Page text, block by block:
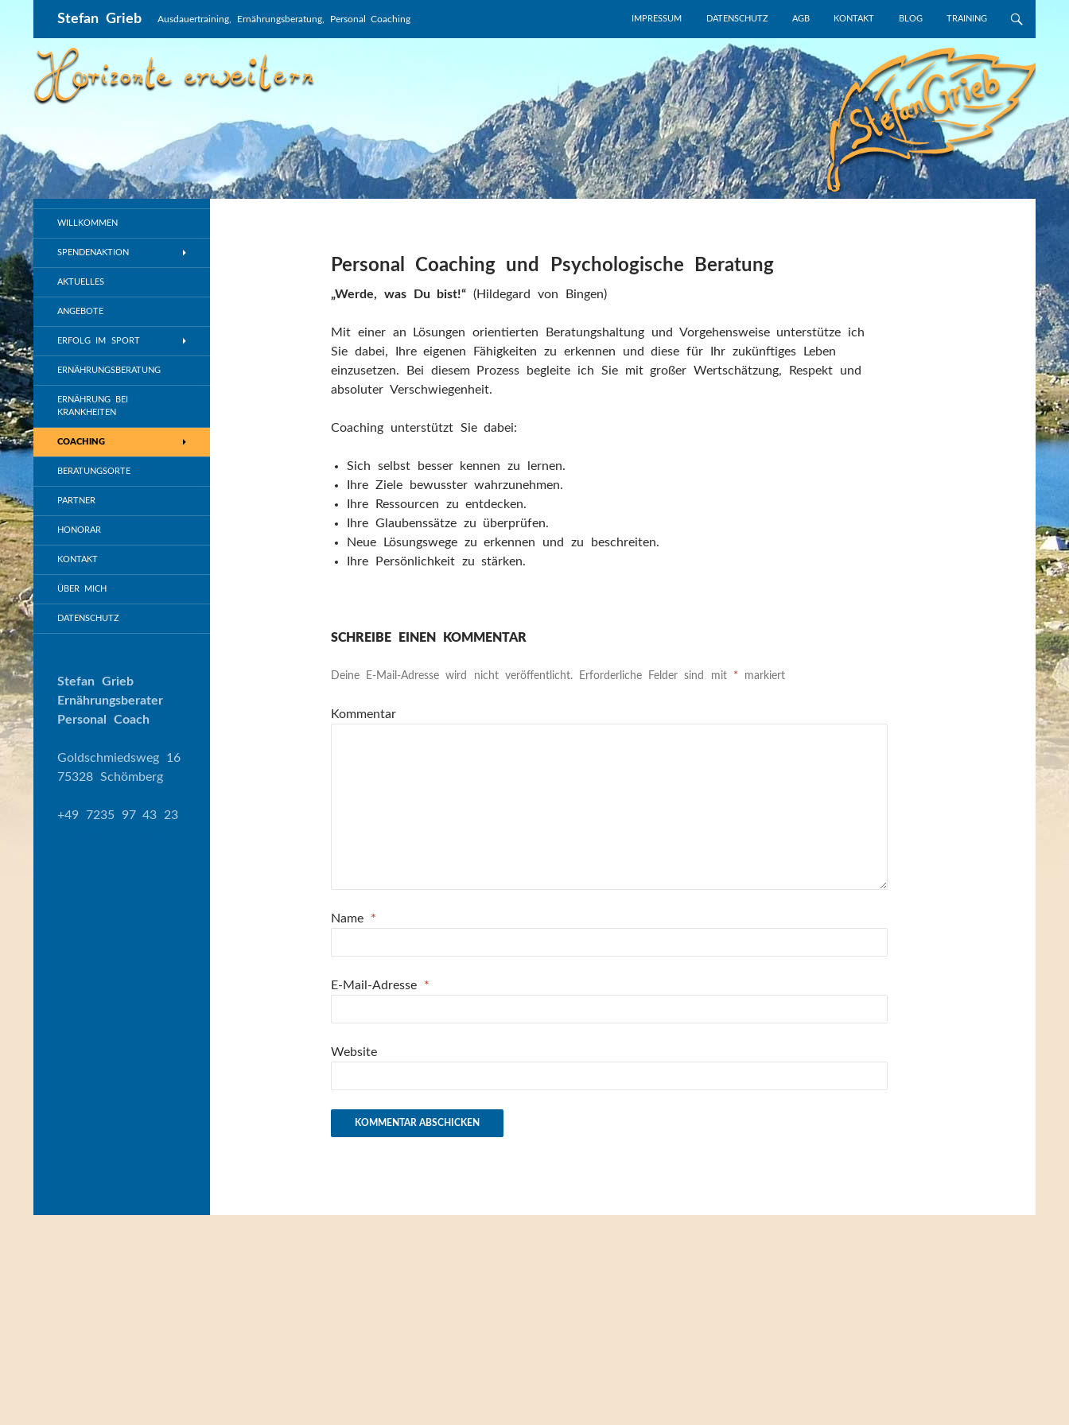
Stefan Grieb Ausdauertraining, Ernährungsberatung, Personal Coaching
IMPRESSUM
DATENSCHUTZ AGB KONTAKT BLOG TRAINING
WILLKOMMEN
SPENDENAKTION
AKTUELLES
ANGEBOTE
ERFOLG IM SPORT
ERNÄHRUNGSBERATUNG
ERNÄHRUNG BEI
KRANKHEITEN
COACHING
BERATUNGSORTE
PARTNER
HONORAR
KONTAKT
ÜBER MICH
DATENSCHUTZ
Stefan Grieb
Ernährungsberater
Personal Coach
Goldschmiedsweg 16
75328 Schömberg
+49 7235 97 43 23
Personal Coaching und Psychologische Beratung
„Werde, was Du bist!“(Hildegard von Bingen)
Mit einer an Lösungen orientierten Beratungshaltung und Vorgehensweise unterstütze ich
Sie dabei, Ihre eigenen Fähigkeiten zu erkennen und diese für Ihr zukünftiges Leben
einzusetzen. Bei diesem Prozess begleite ich Sie mit großer Wertschätzung, Respekt und
absoluter Verschwiegenheit.
Coaching unterstützt Sie dabei:
Sich selbst besser kennen zu lernen.
Ihre Ziele bewusster wahrzunehmen.
Ihre Ressourcen zu entdecken.
Ihre Glaubenssätze zu überprüfen.
Neue Lösungswege zu erkennen und zu beschreiten.
Ihre Persönlichkeit zu stärken.
SCHREIBE EINEN KOMMENTAR
Deine E-Mail-Adresse wird nicht veröffentlicht.Erforderliche Felder sind mit * markiert
Kommentar
Name *
E-Mail-Adresse *
Website